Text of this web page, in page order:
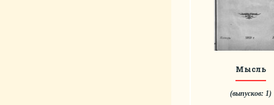
Мысль
(выпусков: 1)